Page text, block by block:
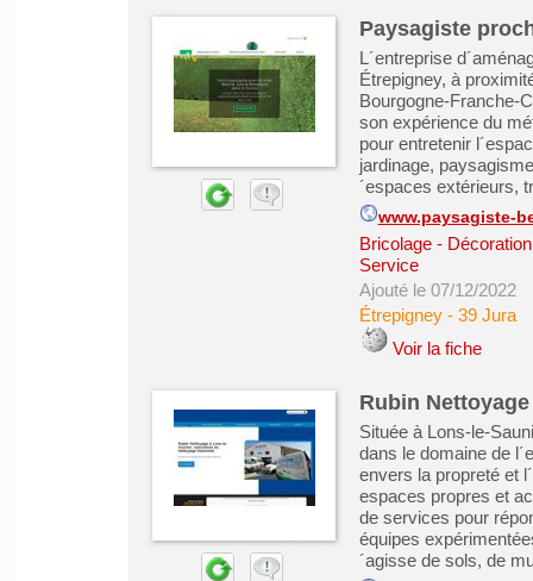
Paysagiste
L´entreprise
Étrepigney, à
Bourgogne-Franche-
son expérience du
pour entretenir
jardinage,
´espaces extérieurs,
www.paysagiste-
Bricolage -
Service
Ajouté le 07/12/2022
Étrepigney- 39 Jura
Voir la fiche
Rubin
Située à Lons-le-
dans le domaine de
envers la propreté et
espaces propres et
de services pour
équipes
´agisse de sols, de